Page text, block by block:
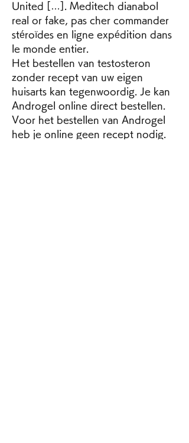
United […]. Meditech dianabol
real or fake, pas cher commander
stéroïdes en ligne expédition dans
le monde entier.
Het bestellen van testosteron
zonder recept van uw eigen
huisarts kan tegenwoordig. Je kan
Androgel online direct bestellen.
Voor het bestellen van Androgel
heb je online geen recept nodig.